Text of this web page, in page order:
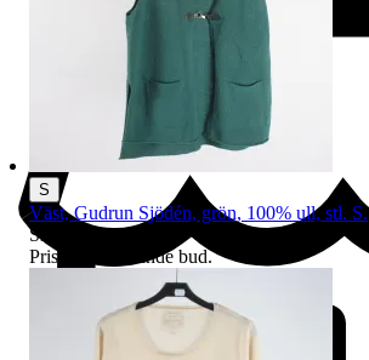
S
Väst, Gudrun Sjödén, grön, 100% ull, stl. S.
Sluttid
9 aug 20:56
Pris:
Ledande bud.